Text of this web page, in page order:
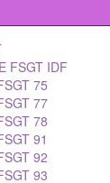
FSGT IDF
75
77
78
91
92
93